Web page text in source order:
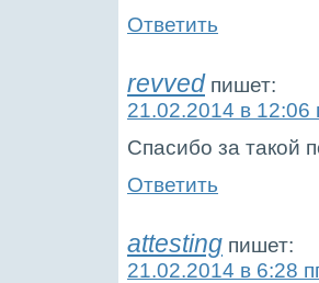
Ответить
revved пишет:
21.02.2014 в 12:06
Спасибо за такой
Ответить
attesting пишет:
21.02.2014 в 6:28